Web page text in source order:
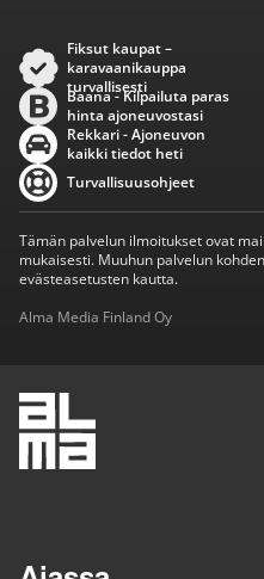
Fiksut kaupat –
karavaanikauppa
turvallisesti
Baana - Kilpailuta paras
hinta ajoneuvostasi
Rekkari - Ajoneuvon
kaikki tiedot heti
Turvallisuusohjeet
Tämän palvelun ilmoitukset ovat
mukaisesti. Muuhun palvelun
evästeasetusten kautta.
Alma Media Finland Oy